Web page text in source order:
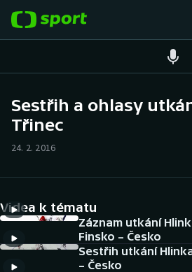
Hokej
Cyklistika
DALŠÍ SPORTY
Sestřih a ohlasy
Třinec
24. 2. 2016
Videa k tématu
Záznam utkání
Finsko – Česko
Sestřih utkání
– Česko